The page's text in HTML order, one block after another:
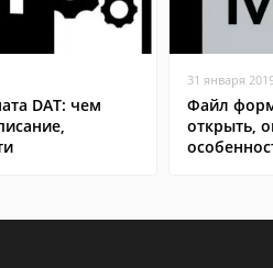
DAT: чем
31 января
Файл
открыть,